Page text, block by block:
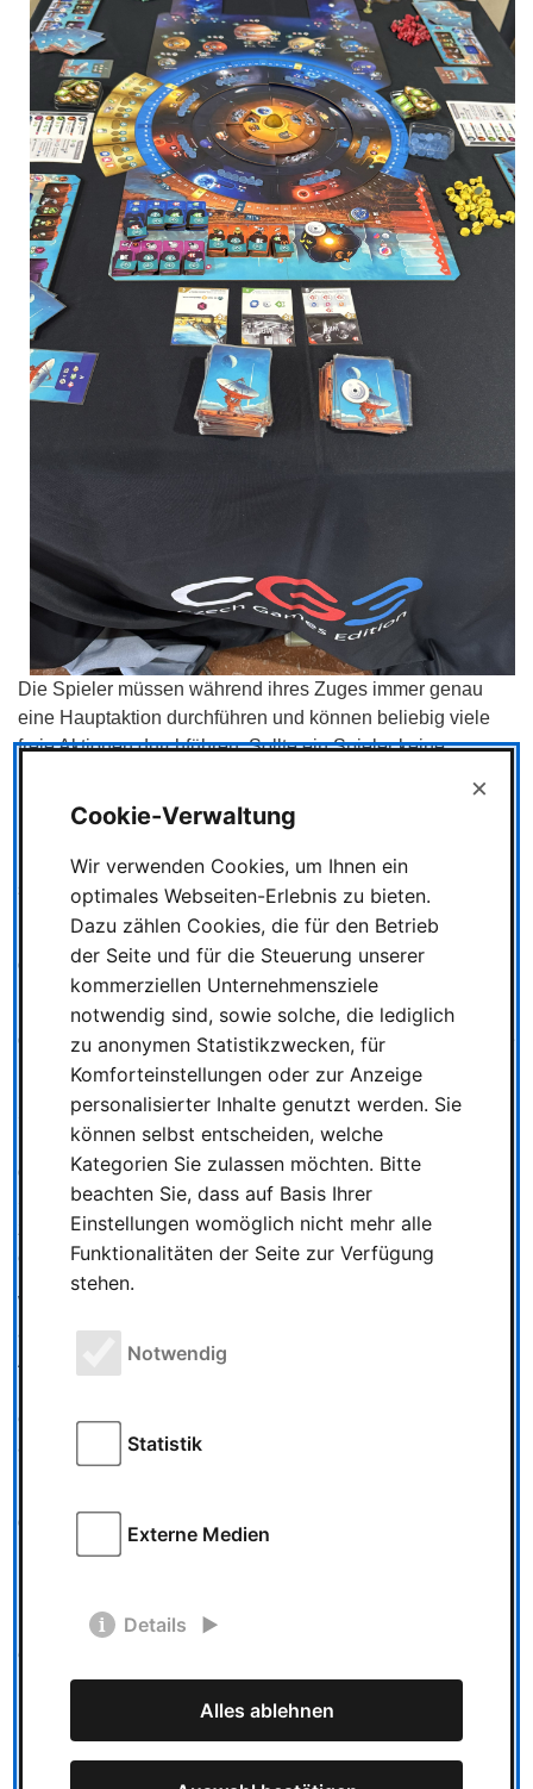
Die Spieler müssen während ihres Zuges immer genau
eine Hauptaktion durchführen und können beliebig viele
freie Aktionen durchführen. Sollte ein Spieler keine
passen. Diese Mechanik führt in voller Besetzung zu
längeren Wartezeiten für die Spieler, die früh passen
müssen, da andere Spieler ggf. noch mehrere Runden
spielen können, bis die nächste Spielrunde starten kann.
Im Spiel zu zweit ist diese Wartezeit so gut wie nicht
gegeben.
Die Spieler haben während des Spiels Begegnungen der
dritten Art. Im Detail bedeutet das, dass die Spieler stärkere
Handkarten erhalten.
Siegpunkte können die Spieler z.B. über Landungen auf
Planeten, das Aussenden von Satelliten zu Planeten oder
durch das Erfüllen von Missionen erhalten. Am Ende des
Spiels gibt es noch eine Endwertung, bei der man noch
zusätzliche Punkte erhalten kann, wie z.B. für die meisten
erforschten Exponate.
Wir konnten vier Alienrassen testen. Jede Rasse hat einen
anderen Schwerpunkt, wie z.B. die Erforschung von
Alienartefakten oder die Lieferung von Aliens zu speziellen
einer fünften Alienrasse, die ggf. noch in das finale Spiel
aufgenommen wird.
die die Begegnung der dritten Art beschleunigt, sodass
man schneller an die stärkeren Handkarten kommt.
Lust auf eine weitere Runde, aber an manchen Stellen gab
es noch Unklarheiten, an denen noch gearbeitet werden
musste.
Cookie-Verwaltung
×
Wir verwenden Cookies, um Ihnen ein
optimales Webseiten-Erlebnis zu bieten.
Dazu zählen Cookies, die für den Betrieb
der Seite und für die Steuerung unserer
kommerziellen Unternehmensziele
notwendig sind, sowie solche, die lediglich
zu anonymen Statistikzwecken, für
Komforteinstellungen oder zur Anzeige
personalisierter Inhalte genutzt werden. Sie
können selbst entscheiden, welche
Kategorien Sie zulassen möchten. Bitte
beachten Sie, dass auf Basis Ihrer
Einstellungen womöglich nicht mehr alle
Funktionalitäten der Seite zur Verfügung
stehen.
Notwendig
Statistik
Externe Medien
Details
Alles ablehnen